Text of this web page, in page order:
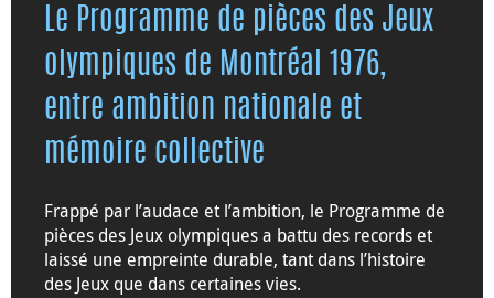
Le Programme de pièces des Jeux
olympiques de Montréal 1976,
entre ambition nationale et
mémoire collective
Frappé par l’audace et l’ambition, le Programme de
pièces des Jeux olympiques a battu des records et
laissé une empreinte durable, tant dans l’histoire
des Jeux que dans certaines vies.